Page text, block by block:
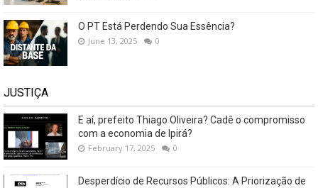
O PT Está Perdendo Sua Essência?
June 13, 2025 0
JUSTIÇA
E aí, prefeito Thiago Oliveira? Cadê o compromisso
com a economia de Ipirá?
February 17, 2025 0
Desperdício de Recursos Públicos: A Priorização de